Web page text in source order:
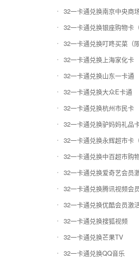
32一卡通兑换南京中央商
32一卡通兑换银座购物卡（
32一卡通兑换上海家化卡
32一卡通兑换山东一卡通
32一卡通兑换大众E卡通
32一卡通兑换杭州市民卡
32一卡通兑换驴妈妈礼品
32一卡通兑换中百超市购
32一卡通兑换爱奇艺会员
32一卡通兑换腾讯视频会
32一卡通兑换优酷会员激
32一卡通兑换搜狐视频
32一卡通兑换芒果TV
32一卡通兑换QQ音乐